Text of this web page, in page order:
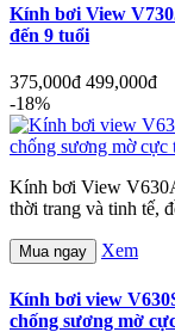
Kính bơi View
đến 9 tuổi
375,000đ 499,000đ
-18%
Kính bơi View
thời trang và tinh tế,
Mua ngay Xem
Kính bơi view
chống sương mờ